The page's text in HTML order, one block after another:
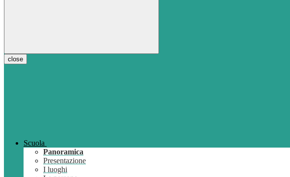
close
Scuola
Panoramica
Presentazione
I luoghi